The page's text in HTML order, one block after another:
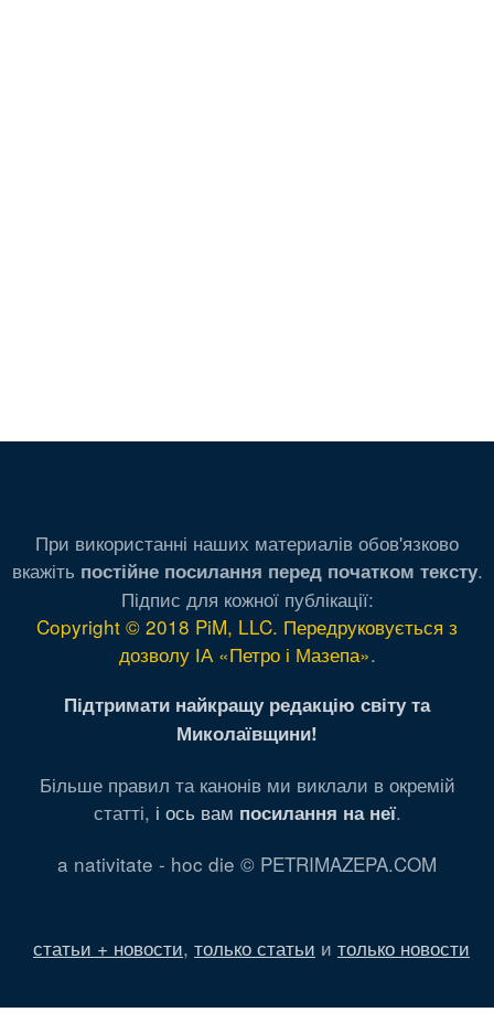
При використанні наших материалів обов'язково
вкажіть постійне посилання перед початком тексту.
Підпис для кожної публікації:
Copyright © 2018 PiM, LLC. Передруковується з
дозволу ІА «Петро і Мазепа».
Підтримати найкращу редакцію світу та
Миколаївщини!
Більше правил та канонів ми виклали в окремій
статті, і ось вам посилання на неї.
a nativitate - hoc die © PETRIMAZEPA.COM
статьи + новости, только статьи и только новости